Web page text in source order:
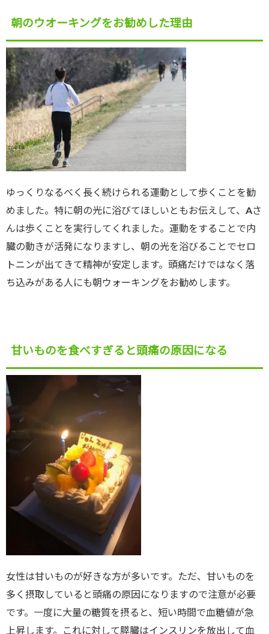
朝のウオーキングをお勧めした理由
ゆっくりなるべく長く続けられる運動として歩くことを勧
めました。特に朝の光に浴びてほしいともお伝えして、Aさ
んは歩くことを実行してくれました。運動をすることで内
臓の動きが活発になりますし、朝の光を浴びることでセロ
トニンが出てきて精神が安定します。頭痛だけではなく落
ち込みがある人にも朝ウォーキングをお勧めします。
甘いものを食べすぎると頭痛の原因になる
女性は甘いものが好きな方が多いです。ただ、甘いものを
多く摂取していると頭痛の原因になりますので注意が必要
です。一度に大量の糖質を摂ると、短い時間で血糖値が急
上昇します。これに対して膵臓はインスリンを放出して血